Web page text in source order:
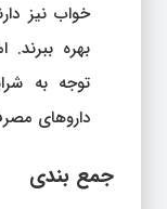
خواب نیز
بهره
توجه به
داروهای
جمع بندی